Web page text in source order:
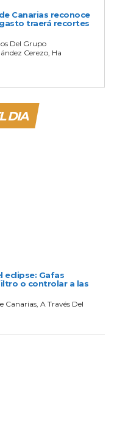
Canarias reconoce
traerá recortes
Del Grupo
Cerezo, Ha
DIA
eclipse: Gafas
o controlar a las
Canarias, A Través Del